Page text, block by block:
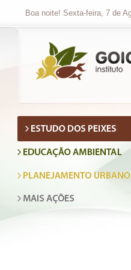
Boa noite! Sexta-feira, 7 de